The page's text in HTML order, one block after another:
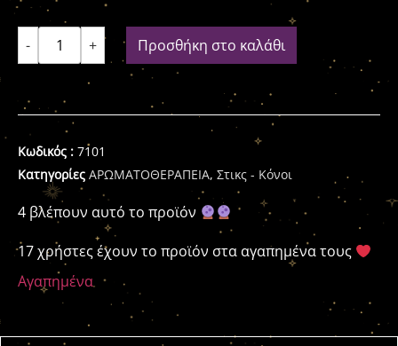
- + Προσθήκη στο καλάθι
Κωδικός : 7101
Κατηγορίες ΑΡΩΜΑΤΟΘΕΡΑΠΕΙΑ, Στικς - Κόνοι
4 βλέπουν αυτό το προϊόν
17 χρήστες έχουν το προϊόν στα αγαπημένα τους
Αγαπημένα